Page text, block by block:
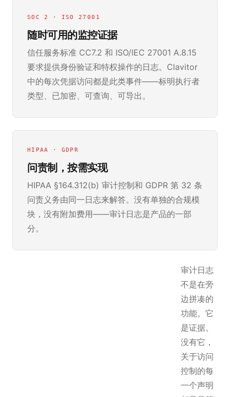
SOC 2 · ISO 27001
随时可用的监控证据
信任服务标准 CC7.2 和 ISO/IEC 27001 A.8.15
要求提供身份验证和特权操作的日志。Clavitor
中的每次凭据访问都是此类事件——标明执行者
类型、已加密、可查询、可导出。
HIPAA · GDPR
问责制，按需实现
HIPAA §164.312(b) 审计控制和 GDPR 第 32 条
问责义务由同一日志来解答。没有单独的合规模
块，没有附加费用——审计日志是产品的一部
分。
审计日志
不是在旁
边拼凑的
功能。它
是证据。
没有它，
关于访问
控制的每
一个声明